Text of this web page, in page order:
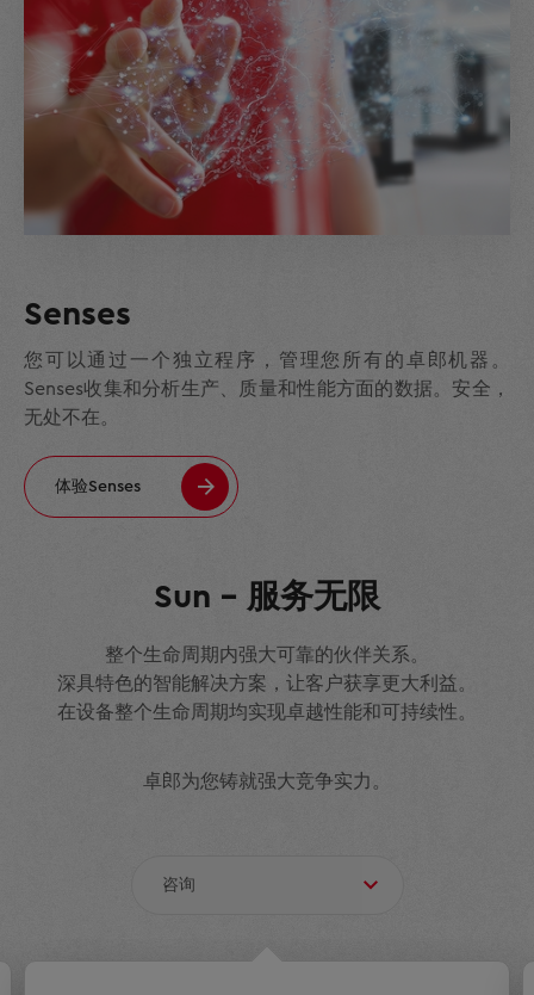
Senses
您可以通过一个独立程序，管理您所有的卓郎机器。
Senses收集和分析生产、质量和性能方面的数据。安全，
无处不在。
体验Senses
Sun – 服务无限
整个生命周期内强大可靠的伙伴关系。
深具特色的智能解决方案，让客户获享更大利益。
在设备整个生命周期均实现卓越性能和可持续性。
卓郎为您铸就强大竞争实力。